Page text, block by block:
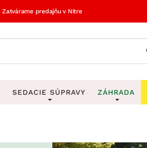
Zatvárame predajňu v Nitre
Vešiaky na kľúče
SEDACIE SÚPRAVY
Rohové sedacie súpravy
ZÁHRADA
Záhradné